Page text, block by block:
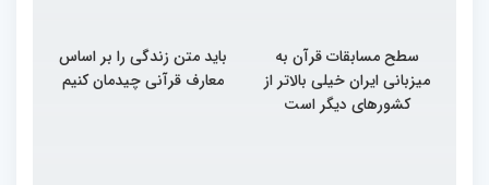
سطح مسابقات قرآن به
میزبانی ایران خیلی بالاتر از
کشورهای دیگر است
باید متن زندگی را بر اساس
معارف قرآنی چیدمان کنیم